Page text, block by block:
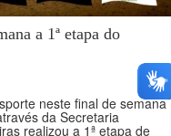
a 1ª etapa do
neste final de semana
da Secretaria
realizou a 1ª etapa de